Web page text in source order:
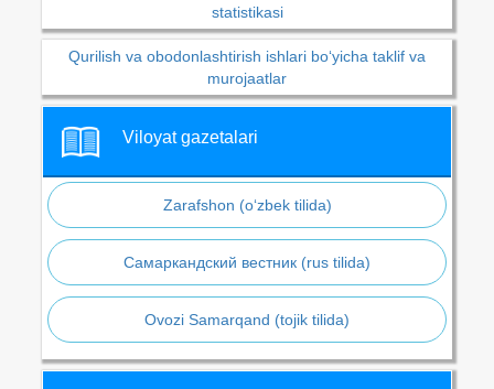
statistikasi
Qurilish va obodonlashtirish ishlari bo‘yicha taklif va
murojaatlar
Viloyat gazetalari
Zarafshon (o‘zbek tilida)
Самаркандский вестник (rus tilida)
Ovozi Samarqand (tojik tilida)